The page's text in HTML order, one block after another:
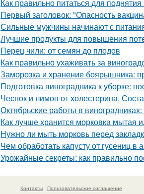
Как правильно питаться для
Первый заголовок: "Опасность
Сильные мужчины начинают с
Лучшие продукты для повышения
Перец чили: от семян до плодов
Как правильно ухаживать за
Заморозка и хранение боярышника:
Подготовка виноградника к уборке:
Чеснок и лимон от холестерина.
Октябрьские работы в
Как лучше хранится морковка мытая
Нужно ли мыть морковь перед
Чем обработать капусту от гусениц в
Урожайные секреты: как правильно
Контакты Пользовательское соглашение